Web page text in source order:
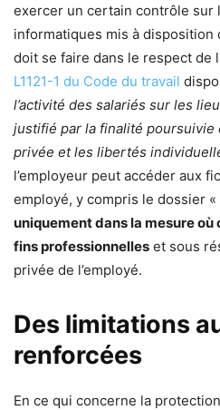
exercer un certain contrôle sur
informatiques mis à disposition
doit se faire dans le respect de
L1121-1 du Code du travail
l’activité des salariés sur les
justifié par la finalité poursuivie
privée et les libertés
l’employeur peut accéder aux
employé, y compris le dossier
uniquement dans la mesure où
fins professionnelles et sous
privée de l’employé.
Des limitations
renforcées
En ce qui concerne la